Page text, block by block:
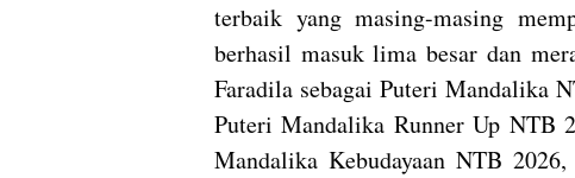
terbaik yang masing-masing
berhasil masuk lima besar dan
Faradila sebagai Puteri Mandalika
Puteri Mandalika Runner Up NTB
Mandalika Kebudayaan NTB